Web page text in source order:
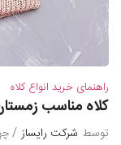
راهنمای خرید انواع کلاه
کلاه مناسب
توسط شرکت رایساز /